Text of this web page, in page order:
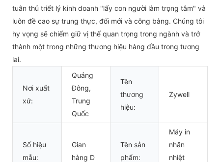
tuân thủ triết lý kinh doanh "lấy con người làm trọng tâm" và
luôn đề cao sự trung thực, đổi mới và công bằng. Chúng tôi
hy vọng sẽ chiếm giữ vị thế quan trọng trong ngành và trở
thành một trong những thương hiệu hàng đầu trong tương
lai.
Nơi xuất
xứ:
Quảng
Đông,
Trung
Quốc
Tên
thương
hiệu:
Zywell
Số hiệu
mẫu:
Gian
hàng D
Tên sản
phẩm:
Máy in
nhãn
nhiệt